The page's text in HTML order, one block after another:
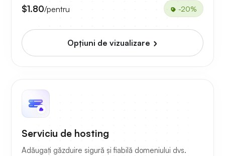
$1.80/pentru -20%
Opțiuni de vizualizare
Serviciu de hosting
Adăugați găzduire sigură și fiabilă domeniului dvs.